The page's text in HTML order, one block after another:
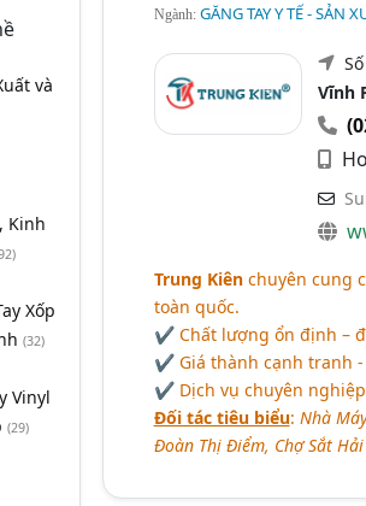
và
Kinh
Xốp
(32)
Vinyl
(29)
Ngành: GĂNG TAY Y TẾ - SẢN
Vĩnh
Trung Kiênchuyên cung
toàn quốc.
✔ Chất lượng ổn định –
✔ Giá thành cạnh tranh
✔ Dịch vụ chuyên
Đối tác tiêu biểu: Nhà
Đoàn Thị Điểm, Chợ Sắt